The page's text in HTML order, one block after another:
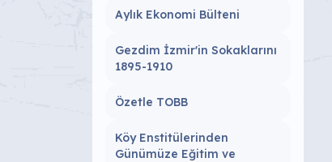
Aylık Ekonomi Bülteni
Gezdim İzmir'in Sokaklarını
1895-1910
Özetle TOBB
Köy Enstitülerinden
Günümüze Eğitim ve